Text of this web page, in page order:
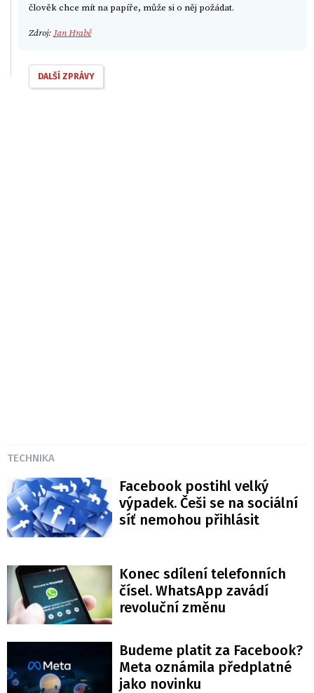
člověk chce mít na papíře, může si o něj požádat.
Zdroj: Jan Hrabě
DALŠÍ ZPRÁVY
TECHNIKA
Facebook postihl velký
výpadek. Češi se na sociální
síť nemohou přihlásit
Konec sdílení telefonních
čísel. WhatsApp zavádí
revoluční změnu
Budeme platit za Facebook?
Meta oznámila předplatné
jako novinku